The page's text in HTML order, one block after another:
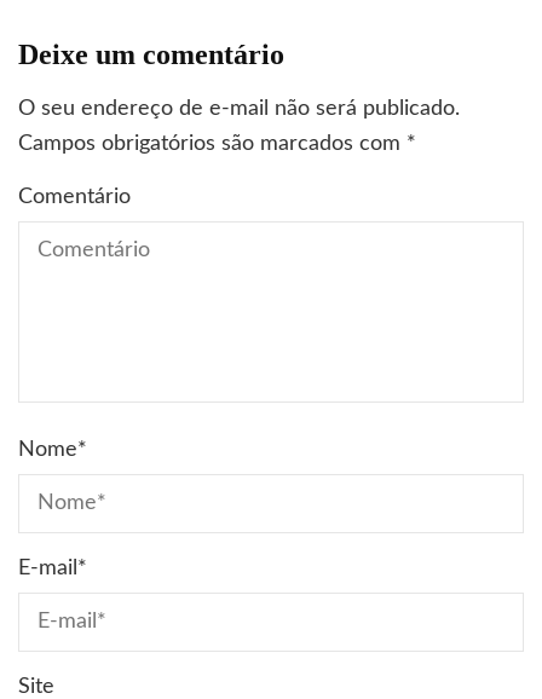
Deixe um comentário
O seu endereço de e-mail não será publicado.
Campos obrigatórios são marcados com *
Comentário
Nome*
E-mail *
Site